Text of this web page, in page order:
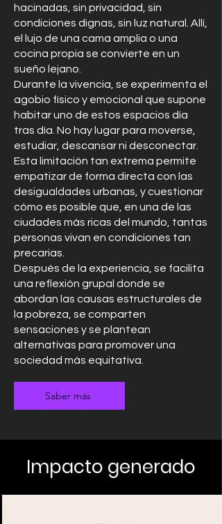
hacinadas, sin privacidad, sin
condiciones dignas, sin luz natural. Allí,
el lujo de una cama amplia o una
cocina propia se convierte en un
sueño lejano.
Durante la vivencia, se experimenta el
agobio físico y emocional que supone
habitar uno de estos espacios día
tras día. No hay lugar para moverse,
estudiar, descansar ni desconectar.
Esta limitación tan extrema permite
empatizar de forma directa con las
desigualdades urbanas, y cuestionar
cómo es posible que, en una de las
ciudades más ricas del mundo, tantas
personas vivan en condiciones tan
precarias.
Después de la experiencia, se facilita
una reflexión grupal donde se
abordan las causas estructurales de
la pobreza, se comparten
sensaciones y se plantean
alternativas para promover una
sociedad más equitativa.
Saber más
Impacto generado